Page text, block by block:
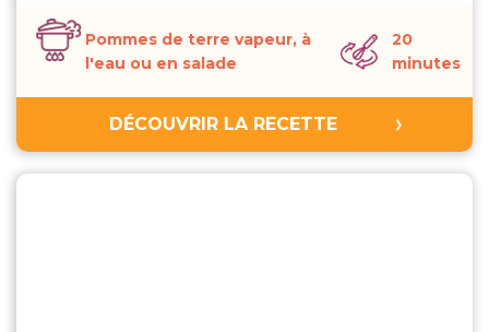
Pommes de terre vapeur, à
l'eau ou en salade
20
minutes
DÉCOUVRIR LA RECETTE